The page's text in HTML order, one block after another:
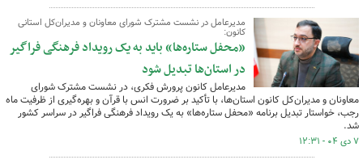
مدیرعامل در نشست مشترک شورای معاونان و مدیران‌کل استانی
کانون:
«محفل ستاره‌ها» باید به یک رویداد فرهنگی فراگیر
در استان‌ها تبدیل شود
مدیرعامل کانون پرورش فکری، در نشست مشترک شورای
معاونان و مدیران‌کل کانون استان‌ها، با تأکید بر ضرورت انس با قرآن و بهره‌گیری از ظرفیت ماه
رجب، خواستار تبدیل برنامه «محفل ستاره‌ها» به یک رویداد فرهنگی فراگیر در سراسر کشور
شد.
۷ دی ۰۴ - ۱۲:۳۱